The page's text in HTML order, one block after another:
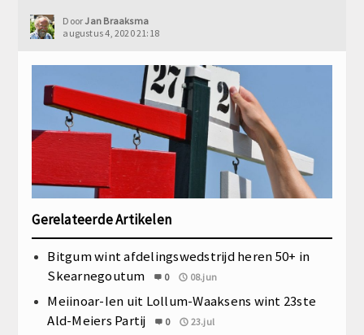
DoorJan Braaksma
augustus 4, 2020 21:18
Gerelateerde Artikelen
Bitgum wint afdelingswedstrijd heren 50+ in
Skearnegoutum
0 08.jun
Meiinoar-Ien uit Lollum-Waaksens wint 23ste
Ald-Meiers Partij
0 23.jul